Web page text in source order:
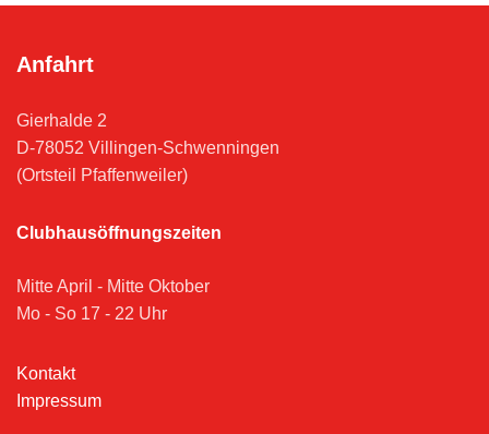
Anfahrt
Gierhalde 2
D-78052 Villingen-Schwenningen
(Ortsteil Pfaffenweiler)
Clubhausöffnungszeiten
Mitte April - Mitte Oktober
Mo - So 17 - 22 Uhr
Kontakt
Impressum